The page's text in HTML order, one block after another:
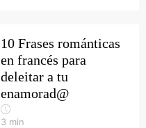
10 Frases románticas
en francés para
deleitar a tu
enamorad@
3 min